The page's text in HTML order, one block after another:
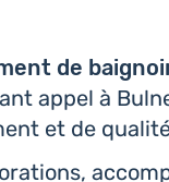
de
appel à
et de